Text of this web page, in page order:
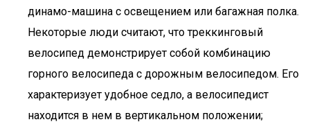
динамо-машина с освещением или багажная полка.
Некоторые люди считают, что треккинговый
велосипед демонстрирует собой комбинацию
горного велосипеда с дорожным велосипедом. Его
характеризует удобное седло, а велосипедист
находится в нем в вертикальном положении;